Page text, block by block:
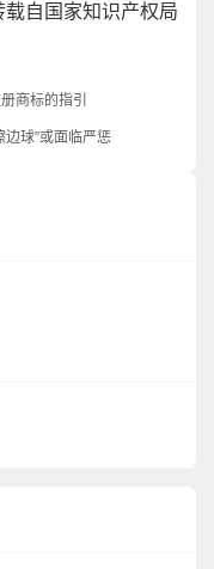
载自国家知识产权局
商标的指引
边球”或面临严惩